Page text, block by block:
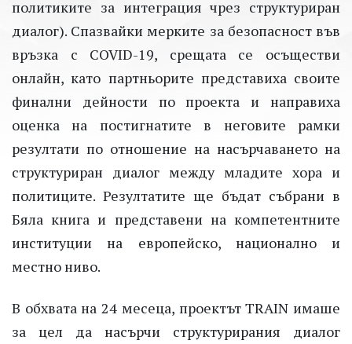
политиките за интеграция чрез структуриран
диалог). Спазвайки мерките за безопасност във
връзка с COVID-19, срещата се осъществи
онлайн, като партньорите представиха своите
финални дейности по проекта и направиха
оценка на постигнатите в неговите рамки
резултати по отношение на насърчаването на
структуриран диалог между младите хора и
политиците. Резултатите ще бъдат събрани в
Бяла книга и представени на компетентните
институции на европейско, национално и
местно ниво.
В обхвата на 24 месеца, проектът TRAIN имаше
за цел да насърчи структурирания диалог